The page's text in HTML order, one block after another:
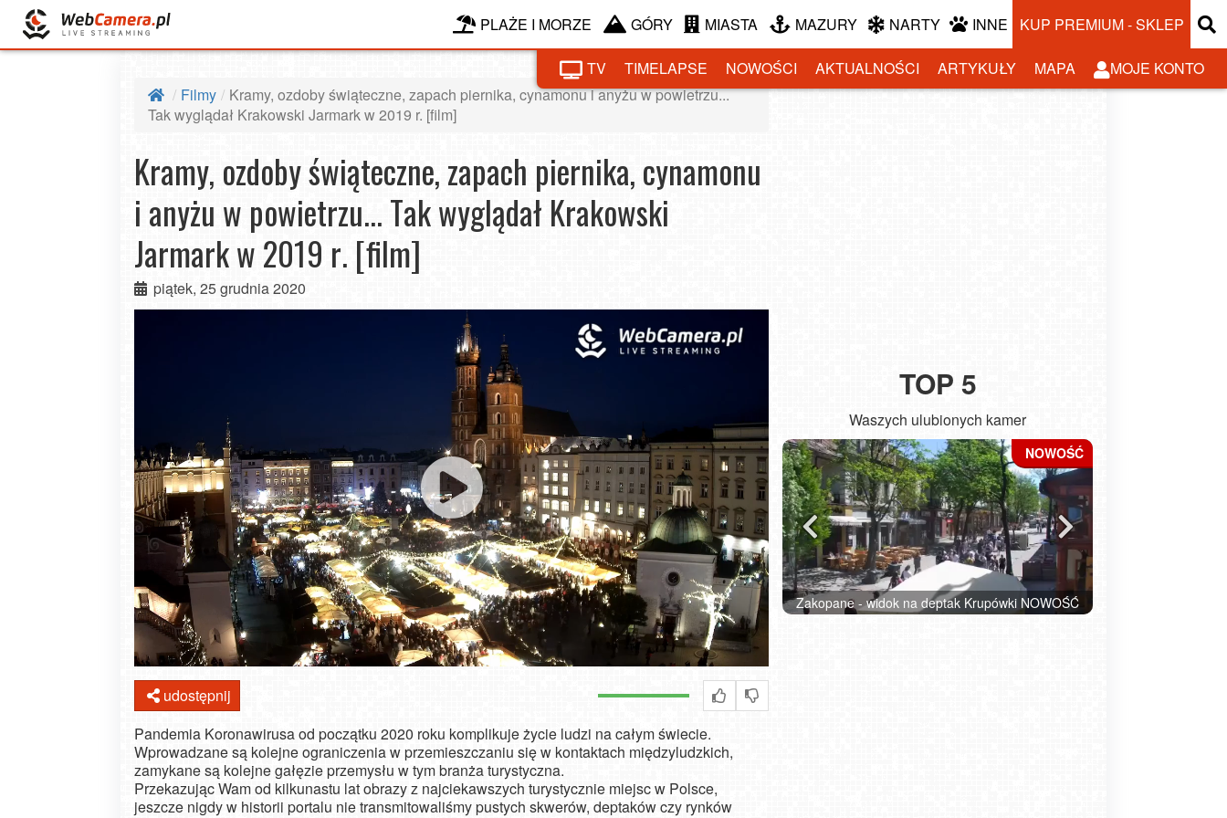
PLAŻE I MORZE GÓRY MIASTA MAZURY NARTY INNE KUP PREMIUM - SKLEP
TV TIMELAPSE NOWOŚCI AKTUALNOŚCI ARTYKUŁY MAPA
MOJE KONTO
Filmy
Kramy, ozdoby świąteczne, zapach piernika, cynamonu i anyżu w powietrzu...
Tak wyglądał Krakowski Jarmark w 2019 r. [film]
Kramy, ozdoby świąteczne, zapach piernika, cynamonu
i anyżu w powietrzu... Tak wyglądał Krakowski
Jarmark w 2019 r. [film]
piątek, 25 grudnia 2020
udostępnij
Pandemia Koronawirusa od początku 2020 roku komplikuje życie ludzi na całym świecie.
Wprowadzane są kolejne ograniczenia w przemieszczaniu się w kontaktach międzyludzkich,
zamykane są kolejne gałęzie przemysłu w tym branża turystyczna.
Przekazując Wam od kilkunastu lat obrazy z najciekawszych turystycznie miejsc w Polsce,
jeszcze nigdy w historii portalu nie transmitowaliśmy pustych skwerów, deptaków czy rynków
TOP 5
Waszych ulubionych kamer
Zakopane - widok na deptak Krupówki NOWOŚĆ Władysławowo - widok na plażę - NOWOŚĆ